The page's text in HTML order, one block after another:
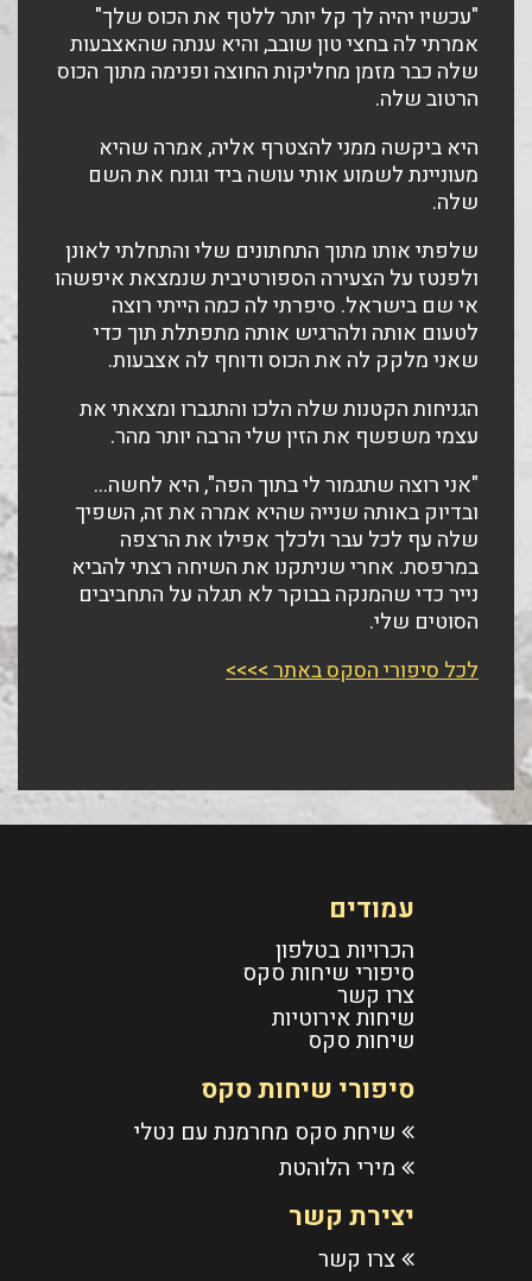
"עכשיו יהיה לך קל יותר ללטף את הכוס שלך"
אמרתי לה בחצי טון שובב, והיא ענתה שהאצבעות
שלה כבר מזמן מחליקות החוצה ופנימה מתוך הכוס
הרטוב שלה.
היא ביקשה ממני להצטרף אליה, אמרה שהיא
מעוניינת לשמוע אותי עושה ביד וגונח את השם
שלה.
שלפתי אותו מתוך התחתונים שלי והתחלתי לאונן
ולפנטז על הצעירה הספורטיבית שנמצאת איפשהו
אי שם בישראל. סיפרתי לה כמה הייתי רוצה
לטעום אותה ולהרגיש אותה מתפתלת תוך כדי
שאני מלקק לה את הכוס ודוחף לה אצבעות.
הגניחות הקטנות שלה הלכו והתגברו ומצאתי את
עצמי משפשף את הזין שלי הרבה יותר מהר.
"אני רוצה שתגמור לי בתוך הפה", היא לחשה…
ובדיוק באותה שנייה שהיא אמרה את זה, השפיך
שלה עף לכל עבר ולכלך אפילו את הרצפה
במרפסת. אחרי שניתקנו את השיחה רצתי להביא
נייר כדי שהמנקה בבוקר לא תגלה על התחביבים
הסוטים שלי.
לכל סיפורי הסקס באתר >>>>
עמודים
הכרויות בטלפון
סיפורי שיחות סקס
צרו קשר
שיחות אירוטיות
שיחות סקס
סיפורי שיחות סקס
שיחת סקס מחרמנת עם נטלי
מירי הלוהטת
יצירת קשר
צרו קשר